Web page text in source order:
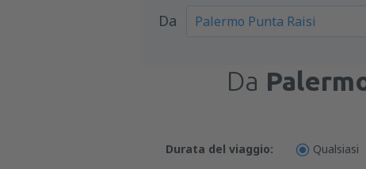
Da
Da
Durata del viaggio: Qualsiasi